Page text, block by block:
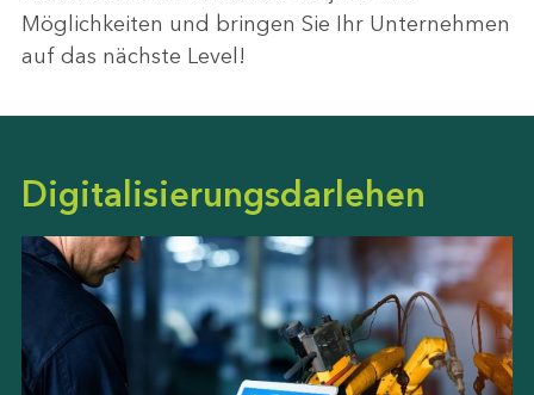
Möglichkeiten und bringen Sie Ihr Unternehmen
auf das nächste Level!
Digitalisierungsdarlehen